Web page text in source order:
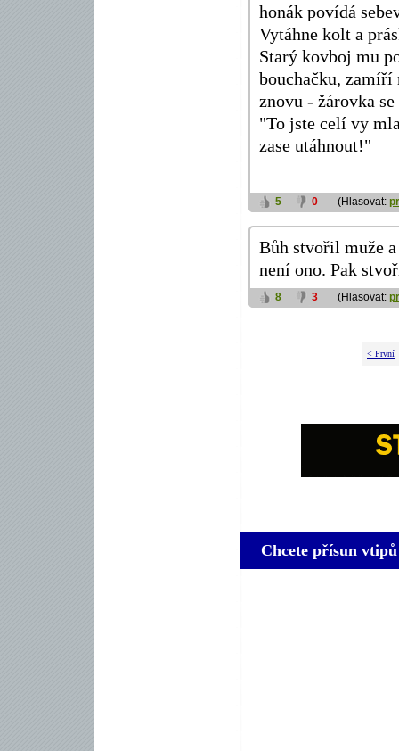
honák povídá
Vytáhne kolt a
Starý kovboj mu
bouchačku, zamíří
znovu - žárovka
"To jste celí vy
zase utáhnout!"
5 0 (Hlasovat:
Bůh stvořil muže
není ono. Pak
8 3 (Hlasovat:
< První
Chcete přísun